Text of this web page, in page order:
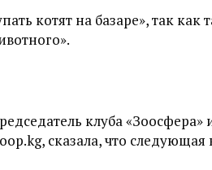
котят на базаре», так как
клуба «Зоосфера»
сказала, что следующая